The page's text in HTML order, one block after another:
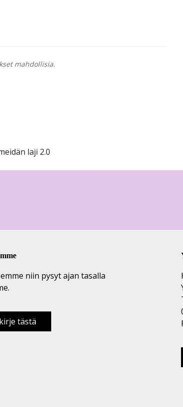
mahdollisia.
laji 2.0
niin pysyt ajan tasalla
tästä